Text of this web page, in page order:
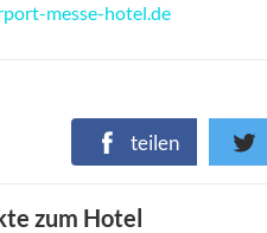
messe-hotel.de
teilen
zum Hotel